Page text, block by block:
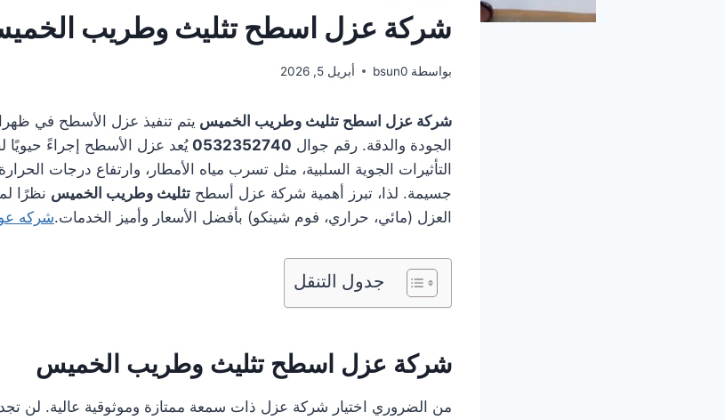
شركة عزل اسطح تثليث وطريب
بواسطة bsun0 أبريل 5, 2026
شركة عزل اسطح تثليث وطريب الخميس يتم تنفيذ عزل الأسطح في
الجودة والدقة. رقم جوال 0532352740 يُعد عزل الأسطح إجراءً حيويًا
التأثيرات الجوية السلبية، مثل تسرب مياه الأمطار، وارتفاع درجات
جسيمة. لذا، تبرز أهمية شركة عزل أسطح تثليث وطريب الخميس نظرًا
العزل (مائي، حراري، فوم شينكو) بأفضل الأسعار وأميز الخدمات.شركه
جدول التنقل
شركة عزل اسطح تثليث وطريب الخميس
من الضروري اختيار شركة عزل ذات سمعة ممتازة وموثوقية عالية. لن